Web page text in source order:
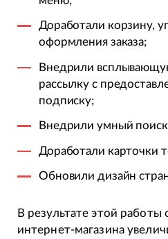
Доработали корзину,
оформления заказа;
Внедрили
рассылку с
подписку;
Внедрили умный
Доработали карточки
Обновили дизайн
В результате этой
интернет-магазина